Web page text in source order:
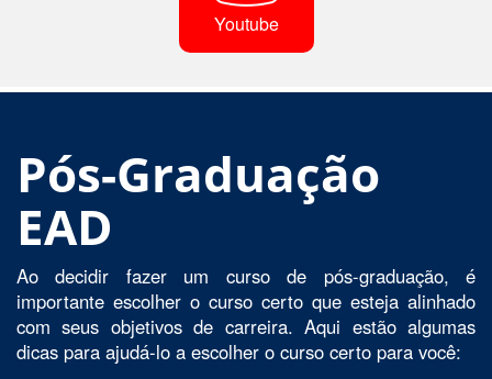
Youtube
Pós-Graduação
EAD
Ao decidir fazer um curso de pós-graduação, é
importante escolher o curso certo que esteja alinhado
com seus objetivos de carreira. Aqui estão algumas
dicas para ajudá-lo a escolher o curso certo para você: